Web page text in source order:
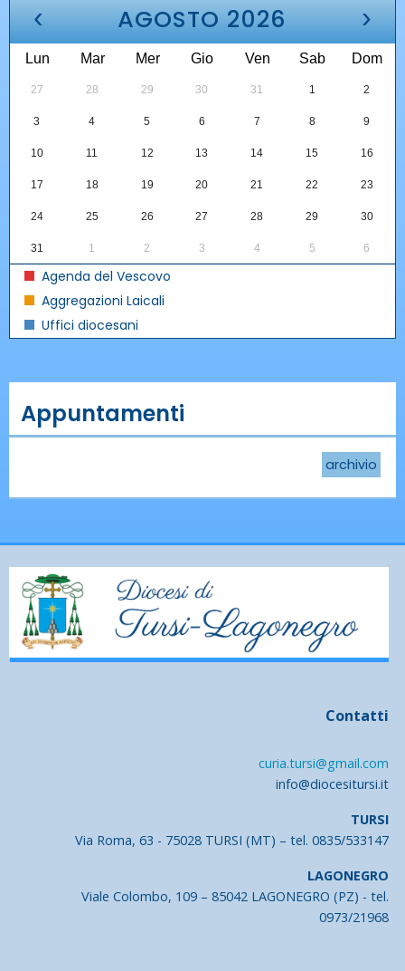
‹ AGOSTO 2026 ›
Lun Mar Mer Gio Ven Sab Dom
27 28 29 30 31 1 2
3 4 5 6 7 8 9
10 11 12 13 14 15 16
17 18 19 20 21 22 23
24 25 26 27 28 29 30
31 1 2 3 4 5 6
Agenda del Vescovo
Aggregazioni Laicali
Uffici diocesani
Appuntamenti
archivio
Contatti
curia.tursi@gmail.com
info@diocesitursi.it
TURSI
Via Roma, 63 - 75028 TURSI (MT) – tel. 0835/533147
LAGONEGRO
Viale Colombo, 109 – 85042 LAGONEGRO (PZ) - tel.
0973/21968